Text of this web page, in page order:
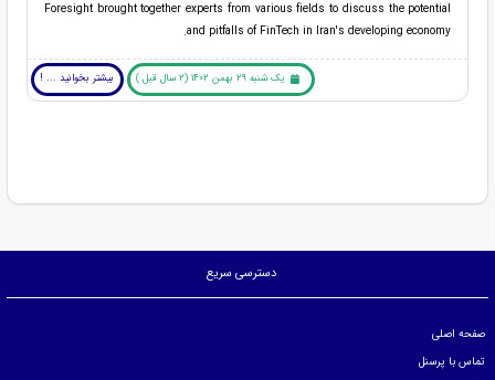
Foresight brought together experts from various fields to discuss the potential
and pitfalls of FinTech in Iran's developing economy.
یک شنبه 29 بهمن 1402 (2 سال قبل ) بیشتر بخوانید ... !
دسترسی سریع
صفحه اصلی
تماس با پرسنل